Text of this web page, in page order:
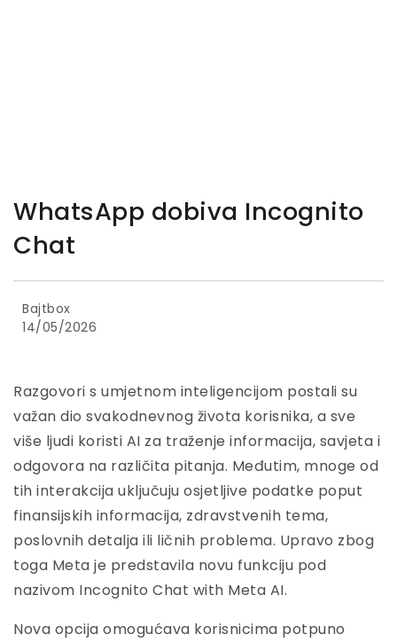
WhatsApp dobiva Incognito
Chat
Bajtbox
14/05/2026
Razgovori s umjetnom inteligencijom postali su
važan dio svakodnevnog života korisnika, a sve
više ljudi koristi AI za traženje informacija, savjeta i
odgovora na različita pitanja. Međutim, mnoge od
tih interakcija uključuju osjetljive podatke poput
finansijskih informacija, zdravstvenih tema,
poslovnih detalja ili ličnih problema. Upravo zbog
toga Meta je predstavila novu funkciju pod
nazivom Incognito Chat with Meta AI.
Nova opcija omogućava korisnicima potpuno